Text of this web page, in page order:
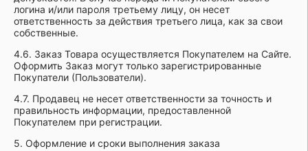
логина и/или пароля третьему лицу, он несет
ответственность за действия третьего лица, как за свои
собственные.
4.6. Заказ Товара осуществляется Покупателем на Сайте.
Оформить Заказ могут только зарегистрированные
Покупатели (Пользователи).
4.7. Продавец не несет ответственности за точность и
правильность информации, предоставленной
Покупателем при регистрации.
5. Оформление и сроки выполнения заказа